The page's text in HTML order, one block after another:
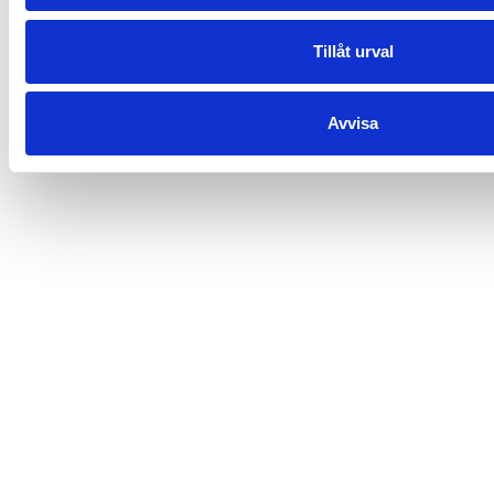
Tillåt urval
Avvisa
Prata om det
Texter
Artiklar